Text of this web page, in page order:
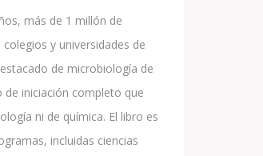
más de 1 millón de
y universidades de
de microbiología de
iniciación completo que
ni de química. El libro es
incluidas ciencias